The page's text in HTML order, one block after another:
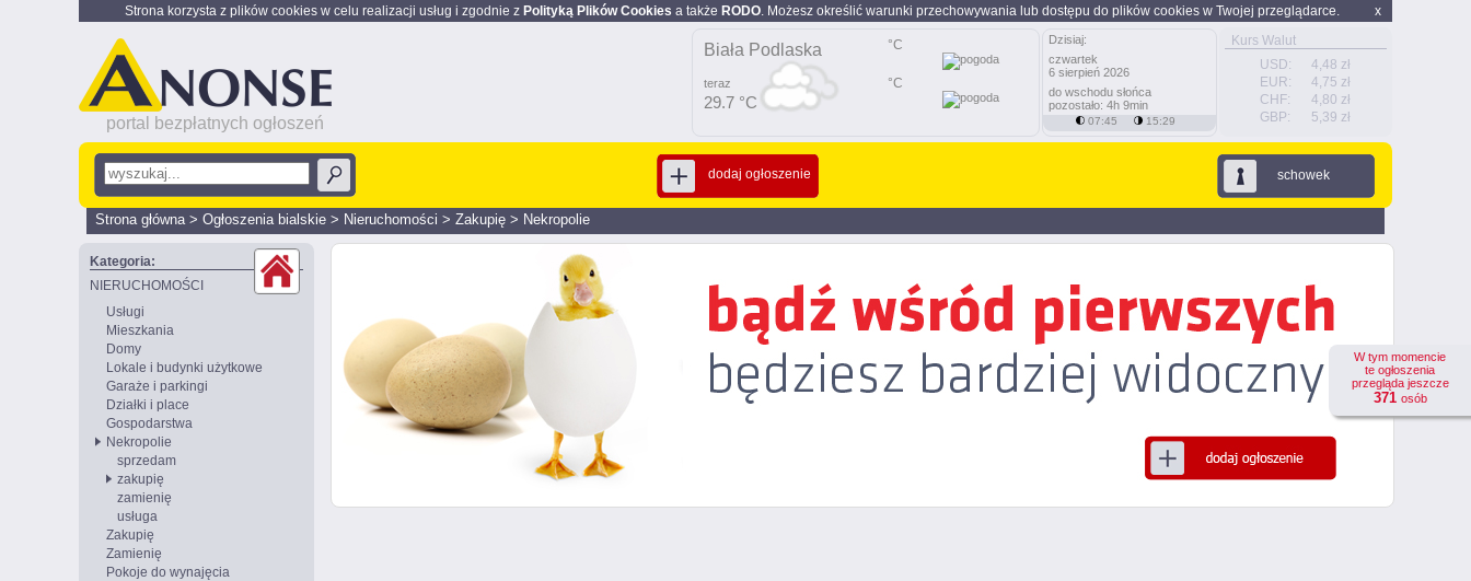
x
Strona korzysta z plików cookies w celu realizacji usług i zgodnie z Polityką Plików Cookies a także RODO. Możesz określić warunki przechowywania lub dostępu do plików cookies w Twojej przeglądarce.
portal bezpłatnych ogłoszeń
Kurs Walut
USD:
4,48 zł
EUR:
4,75 zł
CHF:
4,80 zł
GBP:
5,39 zł
Biała Podlaska
teraz
29.7 °C
°C
°C
Dzisiaj:
czwartek
6 sierpień 2026
do wschodu słońca
pozostało: 4h 9min
07:45 15:29
schowek
dodaj ogłoszenie
Strona główna> Ogłoszenia bialskie > Nieruchomości > Zakupię > Nekropolie
Kategoria:
NIERUCHOMOŚCI
Usługi
Mieszkania
Domy
Lokale i budynki użytkowe
Garaże i parkingi
Działki i place
Gospodarstwa
Nekropolie
sprzedam
zakupię
zamienię
usługa
Zakupię
Zamienię
Pokoje do wynajęcia
W tym momencie
te ogłoszenia
przegląda jeszcze
371 osób